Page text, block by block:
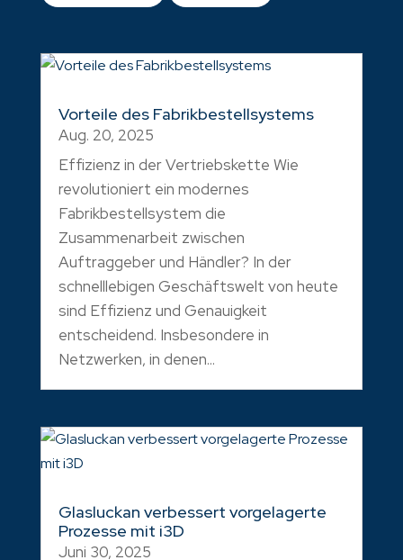
Vorteile des Fabrikbestellsystems
Aug. 20, 2025
Effizienz in der Vertriebskette Wie
revolutioniert ein modernes
Fabrikbestellsystem die
Zusammenarbeit zwischen
Auftraggeber und Händler? In der
schnelllebigen Geschäftswelt von heute
sind Effizienz und Genauigkeit
entscheidend. Insbesondere in
Netzwerken, in denen...
Glasluckan verbessert vorgelagerte
Prozesse mit i3D
Juni 30, 2025